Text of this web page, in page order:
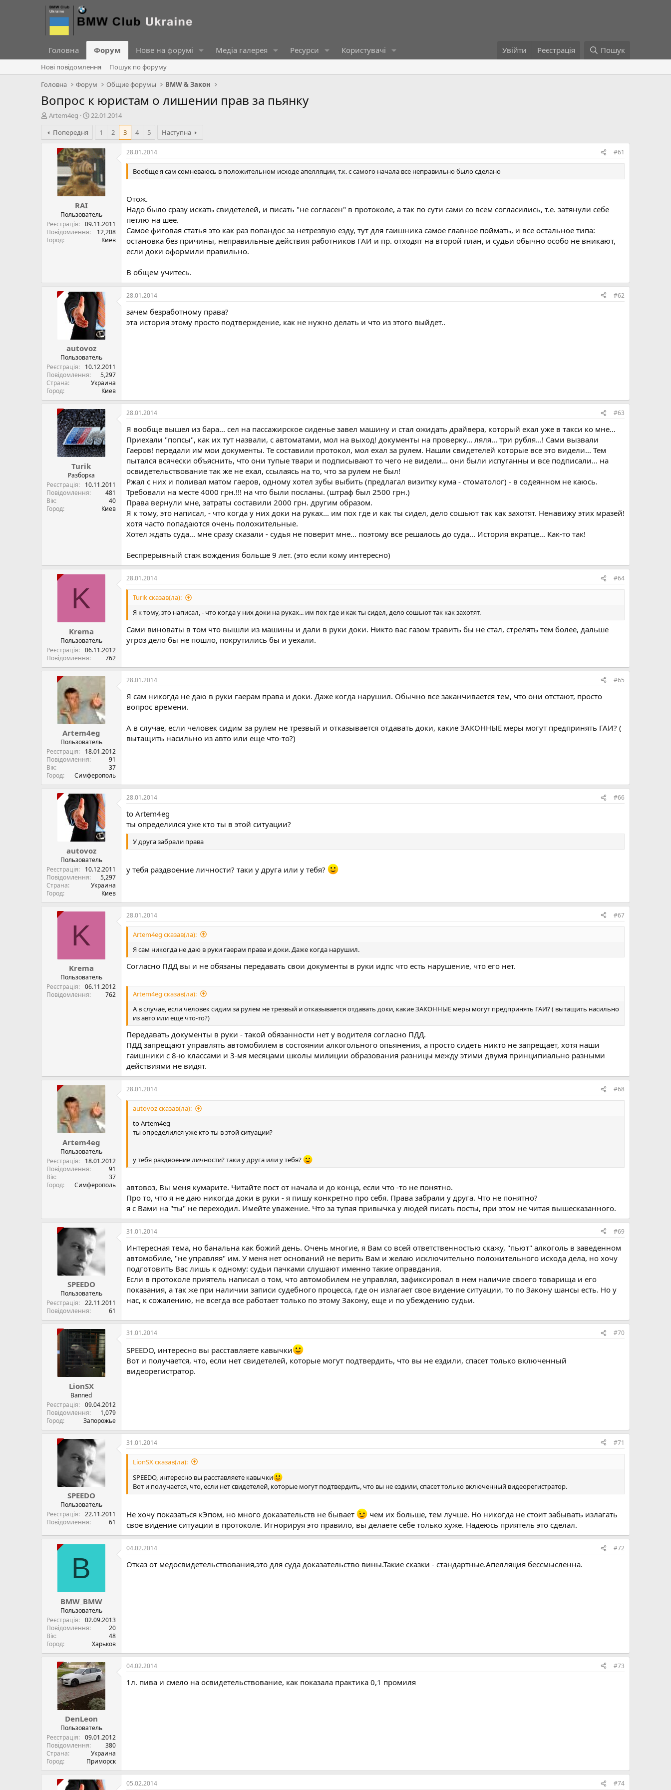
Головна Форум Нове на форумі Медіа галерея Ресурси Користувачі Увійти Реєстрація Пошук
Нові повідомлення
Пошук по форуму
Головна
Форум Общие форумы BMW & Закон
Вопрос к юристам о лишении прав за пьянку
А
т
о
Artem4eg
Д
а
с
т
в
о
р
е
н
я
22.01.2014
Попередня
1 2 3 4 5 Наступна
RAI
Пользователь
Реєстрація
09.11.2011
Повідомлення
12,208
Город
Киев
28.01.2014 #61
Вообще я сам сомневаюсь в положительном исходе апелляции, т.к. с самого начала все неправильно было сделано
Отож.
Надо было сразу искать свидетелей, и писать "не согласен" в протоколе, а так по сути сами со всем согласились, т.е. затянули себе
петлю на шее.
Самое фиговая статья это как раз попандос за нетрезвую езду, тут для гаишника самое главное поймать, и все остальное типа:
остановка без причины, неправильные действия работников ГАИ и пр. отходят на второй план, и судьи обычно особо не вникают,
если доки оформили правильно.
В общем учитесь.
autovoz
Пользователь
Реєстрація
10.12.2011
Повідомлення
5,297
Страна
Украина
Город
Киев
28.01.2014 #62
зачем безработному права?
эта история этому просто подтверждение, как не нужно делать и что из этого выйдет..
Turik
Разборка
Реєстрація
10.11.2011
Повідомлення
481
Вік
40
Город
Киев
28.01.2014 #63
Я вообще вышел из бара... сел на пассажирское сиденье завел машину и стал ожидать драйвера, который ехал уже в такси ко мне...
Приехали "попсы", как их тут назвали, с автоматами, мол на выход! документы на проверку... ляля... три рубля...! Сами вызвали
Гаеров! передали им мои документы. Те составили протокол, мол ехал за рулем. Нашли свидетелей которые все это видели... Тем
пытался всячески объяснить, что они тупые твари и подписывают то чего не видели... они были испуганны и все подписали... на
освидетельствование так же не ехал, ссылаясь на то, что за рулем не был!
Ржал с них и поливал матом гаеров, одному хотел зубы выбить (предлагал визитку кума - стоматолог) - в содеянном не каюсь.
Требовали на месте 4000 грн.!!! на что были посланы. (штраф был 2500 грн.)
Права вернули мне, затраты составили 2000 грн. другим образом.
Я к тому, это написал, - что когда у них доки на руках... им пох где и как ты сидел, дело сошьют так как захотят. Ненавижу этих мразей!
хотя часто попадаются очень положительные.
Хотел ждать суда... мне сразу сказали - судья не поверит мне... поэтому все решалось до суда... История вкратце... Как-то так!
Беспрерывный стаж вождения больше 9 лет. (это если кому интересно)
K
Krema
Пользователь
Реєстрація
06.11.2012
Повідомлення
762
28.01.2014 #64
Turik сказав(ла):
Я к тому, это написал, - что когда у них доки на руках... им пох где и как ты сидел, дело сошьют так как захотят.
Сами виноваты в том что вышли из машины и дали в руки доки. Никто вас газом травить бы не стал, стрелять тем более, дальше
угроз дело бы не пошло, покрутились бы и уехали.
Artem4eg
Пользователь
Реєстрація
18.01.2012
Повідомлення
91
Вік
37
Город
Симферополь
28.01.2014 #65
Я сам никогда не даю в руки гаерам права и доки. Даже когда нарушил. Обычно все заканчивается тем, что они отстают, просто
вопрос времени.
А в случае, если человек сидим за рулем не трезвый и отказывается отдавать доки, какие ЗАКОННЫЕ меры могут предпринять ГАИ? (
вытащить насильно из авто или еще что-то?)
autovoz
Пользователь
Реєстрація
10.12.2011
Повідомлення
5,297
Страна
Украина
Город
Киев
28.01.2014 #66
to Artem4eg
ты определился уже кто ты в этой ситуации?
У друга забрали права
у тебя раздвоение личности? таки у друга или у тебя?
K
Krema
Пользователь
Реєстрація
06.11.2012
Повідомлення
762
28.01.2014 #67
Artem4eg сказав(ла):
Я сам никогда не даю в руки гаерам права и доки. Даже когда нарушил.
Согласно ПДД вы и не обязаны передавать свои документы в руки идпс что есть нарушение, что его нет.
Artem4eg сказав(ла):
А в случае, если человек сидим за рулем не трезвый и отказывается отдавать доки, какие ЗАКОННЫЕ меры могут предпринять ГАИ? ( вытащить насильно
из авто или еще что-то?)
Передавать документы в руки - такой обязанности нет у водителя согласно ПДД.
ПДД запрещают управлять автомобилем в состоянии алкогольного опьянения, а просто сидеть никто не запрещает, хотя наши
гаишники с 8-ю классами и 3-мя месяцами школы милиции образования разницы между этими двумя принципиально разными
действиями не видят.
Artem4eg
Пользователь
Реєстрація
18.01.2012
Повідомлення
91
Вік
37
Город
Симферополь
28.01.2014 #68
autovoz сказав(ла):
to Artem4eg
ты определился уже кто ты в этой ситуации?
у тебя раздвоение личности? таки у друга или у тебя?
автовоз, Вы меня кумарите. Читайте пост от начала и до конца, если что -то не понятно.
Про то, что я не даю никогда доки в руки - я пишу конкретно про себя. Права забрали у друга. Что не понятно?
я с Вами на "ты" не переходил. Имейте уважение. Что за тупая привычка у людей писать посты, при этом не читая вышесказанного.
SPEEDO
Пользователь
Реєстрація
22.11.2011
Повідомлення
61
31.01.2014 #69
Интересная тема, но банальна как божий день. Очень многие, я Вам со всей ответственностью скажу, "пьют" алкоголь в заведенном
автомобиле, "не управляя" им. У меня нет оснований не верить Вам и желаю исключительно положительного исхода дела, но хочу
подготовить Вас лишь к одному: судьи пачками слушают именно такие оправдания.
Если в протоколе приятель написал о том, что автомобилем не управлял, зафиксировал в нем наличие своего товарища и его
показания, а так же при наличии записи судебного процесса, где он излагает свое видение ситуации, то по Закону шансы есть. Но у
нас, к сожалению, не всегда все работает только по этому Закону, еще и по убеждению судьи.
LionSX
Banned
Реєстрація
09.04.2012
Повідомлення
1,079
Город
Запорожье
31.01.2014 #70
SPEEDO, интересно вы расставляете кавычки
Вот и получается, что, если нет свидетелей, которые могут подтвердить, что вы не ездили, спасет только включенный
видеорегистратор.
SPEEDO
Пользователь
Реєстрація
22.11.2011
Повідомлення
61
31.01.2014 #71
LionSX сказав(ла):
SPEEDO, интересно вы расставляете кавычки
Вот и получается, что, если нет свидетелей, которые могут подтвердить, что вы не ездили, спасет только включенный видеорегистратор.
Не хочу показаться кЭпом, но много доказательств не бывает
чем их больше, тем лучше. Но никогда не стоит забывать излагать
свое видение ситуации в протоколе. Игнорируя это правило, вы делаете себе только хуже. Надеюсь приятель это сделал.
B
BMW_BMW
Пользователь
Реєстрація
02.09.2013
Повідомлення
20
Вік
48
Город
Харьков
04.02.2014 #72
Отказ от медосвидетельствования,это для суда доказательство вины.Такие сказки - стандартные.Апелляция бессмысленна.
DenLeon
Пользователь
Реєстрація
09.01.2012
Повідомлення
380
Страна
Украина
Город
Приморск
04.02.2014 #73
1л. пива и смело на освидетельствование, как показала практика 0,1 промиля
05.02.2014 #74